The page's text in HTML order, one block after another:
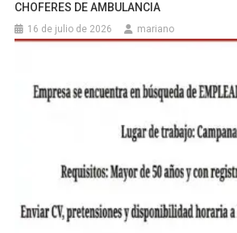
CHOFERES DE AMBULANCIA
16 de julio de 2026 mariano